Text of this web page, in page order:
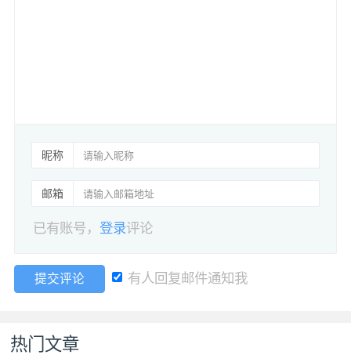
昵称
邮箱
已有账号，登录评论
提交评论 有人回复邮件通知我
热门文章